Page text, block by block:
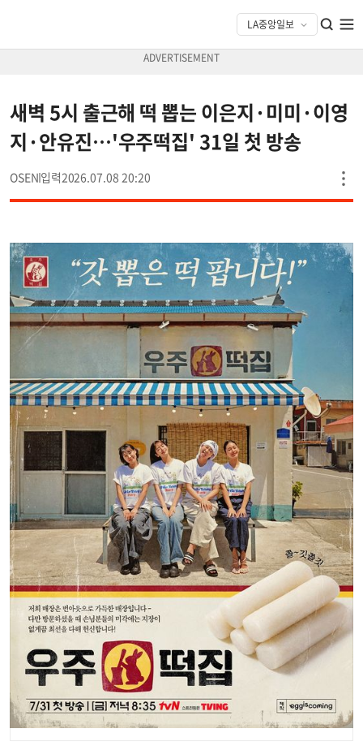
새벽 5시 출근해 떡 뽑는 이은지·미미·이영
지·안유진…'우주떡집' 31일 첫 방송
OSEN 2026.07.08 20:20